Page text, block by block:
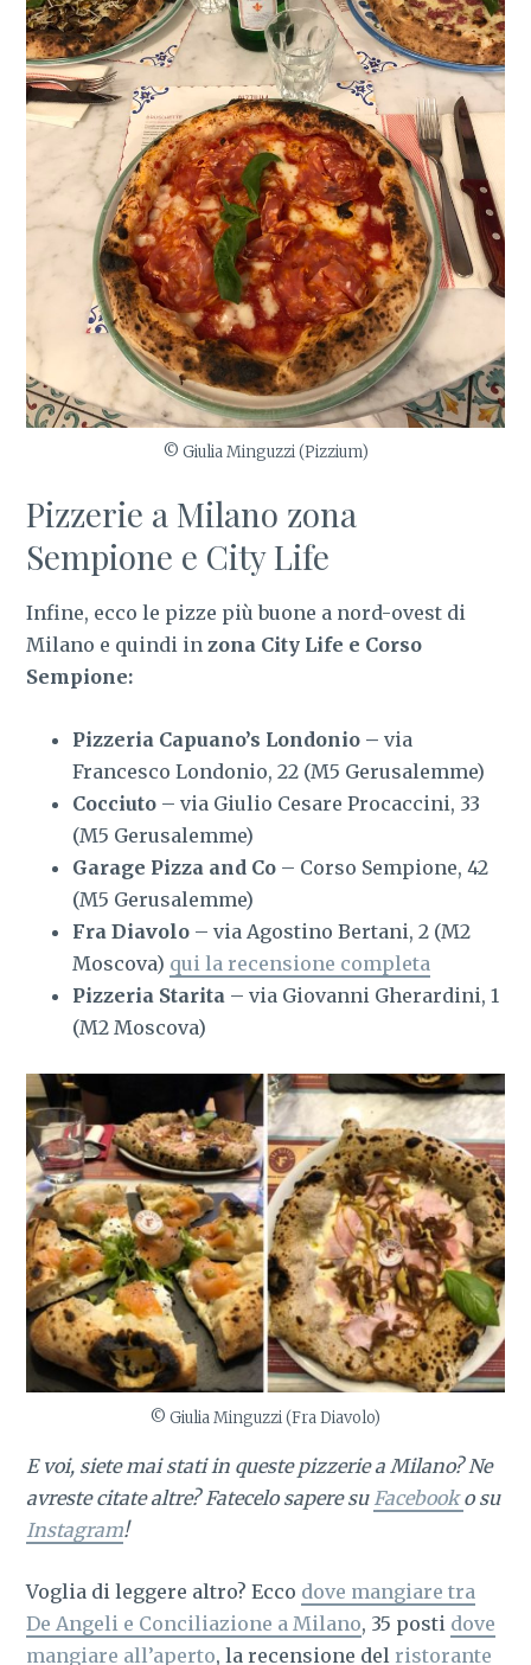
© Giulia Minguzzi (Pizzium)
Pizzerie a Milano zona
Sempione e City Life
Infine, ecco le pizze più buone a nord-ovest di
Milano e quindi inzona City Life e Corso
Sempione:
Pizzeria Capuano’s Londonio – via
Francesco Londonio, 22 (M5 Gerusalemme)
Cocciuto – via Giulio Cesare Procaccini, 33
(M5 Gerusalemme)
Garage Pizza and Co– Corso Sempione, 42
(M5 Gerusalemme)
Fra Diavolo– via Agostino Bertani, 2 (M2
Moscova) qui la recensione completa
Pizzeria Starita – via Giovanni Gherardini, 1
(M2 Moscova)
© Giulia Minguzzi (Fra Diavolo)
E voi, siete mai stati in queste pizzerie a Milano? Ne
avreste citate altre? Fatecelo sapere su Facebooko su
Instagram!
Voglia di leggere altro? Ecco dove mangiare tra
De Angeli e Conciliazione a Milano, 35 posti dove
mangiare all’aperto, la recensione del ristorante